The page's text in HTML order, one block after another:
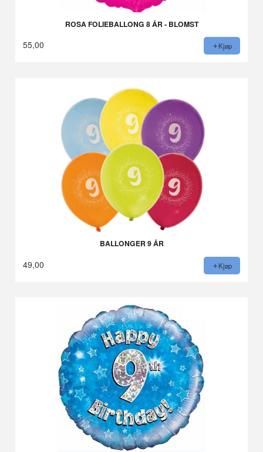
ROSA FOLIEBALLONG 8 ÅR - BLOMST
55,00 Kjøp
BALLONGER 9 ÅR
49,00 Kjøp